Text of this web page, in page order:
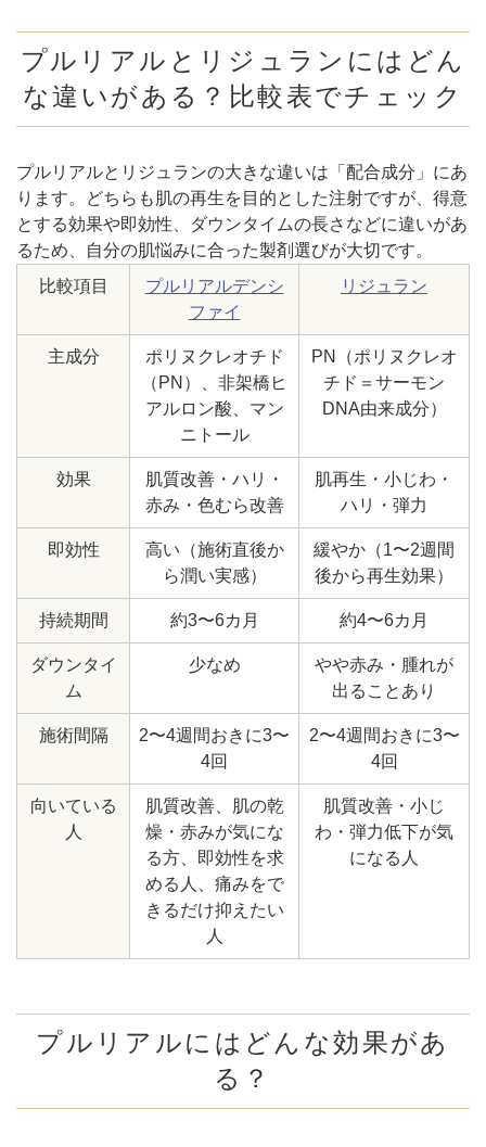
プルリアルとリジュランにはどん
な違いがある？比較表でチェック
プルリアルとリジュランの大きな違いは「配合成分」にあ
ります。どちらも肌の再生を目的とした注射ですが、得意
とする効果や即効性、ダウンタイムの長さなどに違いがあ
るため、自分の肌悩みに合った製剤選びが大切です。
比較項目
プルリアルデンシ
ファイ
リジュラン
主成分
ポリヌクレオチド
（PN）、非架橋ヒ
アルロン酸、マン
ニトール
PN（ポリヌクレオ
チド＝サーモン
DNA由来成分）
効果
肌質改善・ハリ・
赤み・色むら改善
肌再生・小じわ・
ハリ・弾力
即効性
高い（施術直後か
ら潤い実感）
緩やか（1〜2週間
後から再生効果）
持続期間 約3〜6カ月 約4〜6カ月
ダウンタイ
ム
少なめ
やや赤み・腫れが
出ることあり
施術間隔
2〜4週間おきに3〜
4回
2〜4週間おきに3〜
4回
向いている
人
肌質改善、肌の乾
燥・赤みが気にな
る方、即効性を求
める人、痛みをで
きるだけ抑えたい
人
肌質改善・小じ
わ・弾力低下が気
になる人
プルリアルにはどんな効果があ
る？